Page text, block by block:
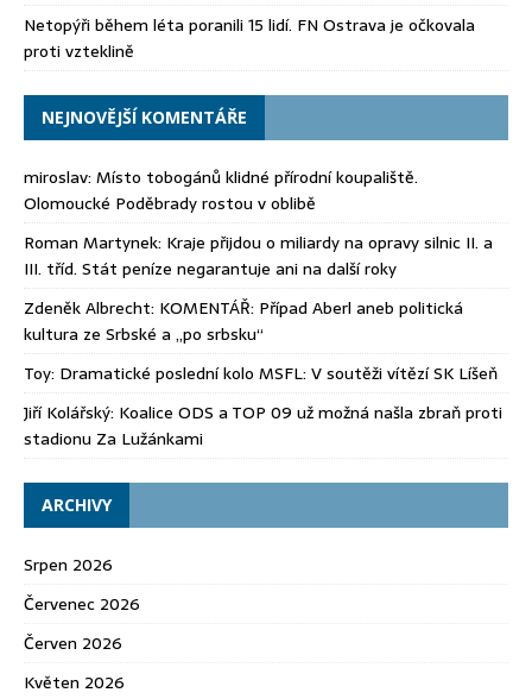
Netopýři během léta poranili 15 lidí. FN Ostrava je očkovala
proti vzteklině
NEJNOVĚJŠÍ KOMENTÁŘE
miroslav: Místo tobogánů klidné přírodní koupaliště.
Olomoucké Poděbrady rostou v oblibě
Roman Martynek: Kraje přijdou o miliardy na opravy silnic II. a
III. tříd. Stát peníze negarantuje ani na další roky
Zdeněk Albrecht: KOMENTÁŘ: Případ Aberl aneb politická
kultura ze Srbské a „po srbsku“
Toy: Dramatické poslední kolo MSFL: V soutěži vítězí SK Líšeň
Jiří Kolářský: Koalice ODS a TOP 09 už možná našla zbraň proti
stadionu Za Lužánkami
ARCHIVY
Srpen 2026
Červenec 2026
Červen 2026
Květen 2026